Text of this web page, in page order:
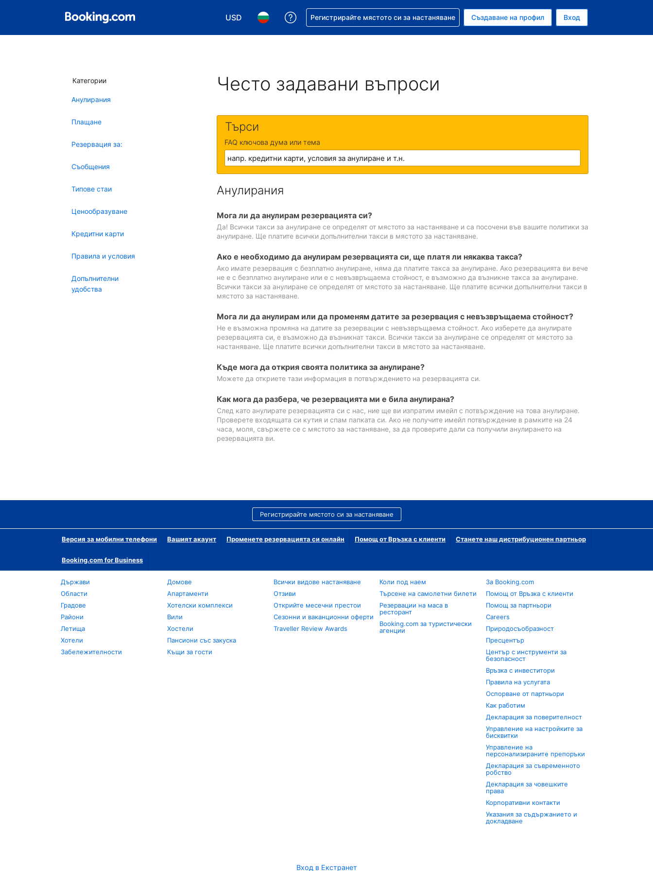
USD
Избор на валута. Избрана валута - Американски долар
Избор на език. Избран език - Български
Помощ с резервацията ви
Регистрирайте мястото си за настаняване Създаване на профил Вход
Категории
Анулирания
Плащане
Резервация за:
Съобщения
Типове стаи
Ценообразуване
Кредитни карти
Правила и условия
Допълнителни
удобства
Често задавани въпроси
Търси
FAQ ключова дума или тема
Анулирания
Мога ли да анулирам резервацията си?
Да! Всички такси за анулиране се определят от мястото за настаняване и са посочени във вашите политики за
анулиране. Ще платите всички допълнителни такси в мястото за настаняване.
Ако е необходимо да анулирам резервацията си, ще платя ли някаква такса?
Ако имате резервация с безплатно анулиране, няма да платите такса за анулиране. Ако резервацията ви вече
не е с безплатно анулиране или е с невъзвръщаема стойност, е възможно да възникне такса за анулиране.
Всички такси за анулиране се определят от мястото за настаняване. Ще платите всички допълнителни такси в
мястото за настаняване.
Мога ли да анулирам или да променям датите за резервация с невъзвръщаема стойност?
Не е възможна промяна на датите за резервации с невъзвръщаема стойност. Ако изберете да анулирате
резервацията си, е възможно да възникнат такси. Всички такси за анулиране се определят от мястото за
настаняване. Ще платите всички допълнителни такси в мястото за настаняване.
Къде мога да открия своята политика за анулиране?
Можете да откриете тази информация в потвърждението на резервацията си.
Как мога да разбера, че резервацията ми е била анулирана?
След като анулирате резервацията си с нас, ние ще ви изпратим имейл с потвърждение на това анулиране.
Проверете входящата си кутия и спам папката си. Ако не получите имейл потвърждение в рамките на 24
часа, моля, свържете се с мястото за настаняване, за да проверите дали са получили анулирането на
резервацията ви.
Регистрирайте мястото си за настаняване
Версия за мобилни телефони Вашият акаунт Променете резервацията си онлайн Помощ от Връзка с клиенти Станете наш дистрибуционен партньор
Booking.com for Business
Държави
Области
Градове
Райони
Летища
Хотели
Забележителности
Домове
Апартаменти
Хотелски комплекси
Вили
Хостели
Пансиони със закуска
Къщи за гости
Всички видове настаняване
Отзиви
Открийте месечни престои
Сезонни и ваканционни оферти
Traveller Review Awards
Коли под наем
Търсене на самолетни билети
Резервации на маса в
ресторант
Booking.com за туристически
агенции
За Booking.com
Помощ от Връзка с клиенти
Помощ за партньори
Careers
Природосъобразност
Пресцентър
Център с инструменти за
безопасност
Връзка с инвеститори
Правила на услугата
Оспорване от партньори
Как работим
Декларация за поверителност
Управление на настройките за
бисквитки
Управление на
персонализираните препоръки
Декларация за съвременното
робство
Декларация за човешките
права
Корпоративни контакти
Указания за съдържанието и
докладване
Вход в Екстранет